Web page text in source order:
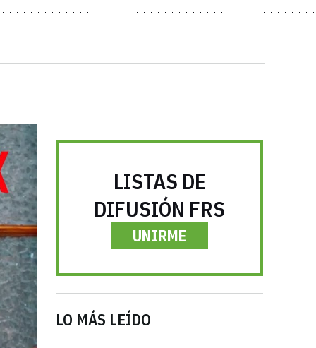
LISTAS DE
DIFUSIÓN FRS
UNIRME
LO MÁS LEÍDO